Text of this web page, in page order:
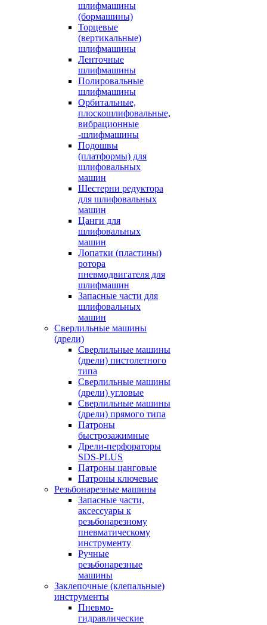
шлифмашины
(бормашины)
Торцевые
(вертикальные)
шлифмашины
Ленточные
шлифмашины
Полировальные
шлифмашины
Орбитальные,
плоскошлифовальные,
вибрационные
-шлифмашины
Подошвы
(платформы) для
шлифовальных
машин
Шестерни редуктора
для шлифовальных
машин
Цанги для
шлифовальных
машин
Лопатки (пластины)
ротора
пневмодвигателя для
шлифмашин
Запасные части для
шлифовальных
машин
Сверлильные машины
(дрели)
Сверлильные машины
(дрели) пистолетного
типа
Сверлильные машины
(дрели) угловые
Сверлильные машины
(дрели) прямого типа
Патроны
быстрозажимные
Дрели-перфораторы
SDS-PLUS
Патроны цанговые
Патроны ключевые
Резьбонарезные машины
Запасные части,
аксессуары к
резьбонарезному
пневматическому
инструменту
Ручные
резьбонарезные
машины
Заклепочные (клепальные)
инструменты
Пневмо-
гидравлические